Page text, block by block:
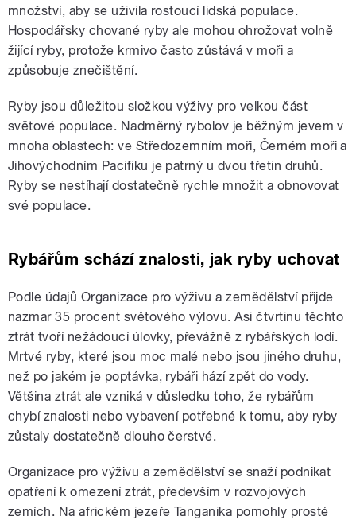
množství, aby se uživila rostoucí lidská populace.
Hospodářsky chované ryby ale mohou ohrožovat volně
žijící ryby, protože krmivo často zůstává v moři a
způsobuje znečištění.
Ryby jsou důležitou složkou výživy pro velkou část
světové populace. Nadměrný rybolov je běžným jevem v
mnoha oblastech: ve Středozemním moři, Černém moři a
Jihovýchodním Pacifiku je patrný u dvou třetin druhů.
Ryby se nestíhají dostatečně rychle množit a obnovovat
své populace.
Rybářům schází znalosti, jak ryby uchovat
Podle údajů Organizace pro výživu a zemědělství přijde
nazmar 35 procent světového výlovu. Asi čtvrtinu těchto
ztrát tvoří nežádoucí úlovky, převážně z rybářských lodí.
Mrtvé ryby, které jsou moc malé nebo jsou jiného druhu,
než po jakém je poptávka, rybáři hází zpět do vody.
Většina ztrát ale vzniká v důsledku toho, že rybářům
chybí znalosti nebo vybavení potřebné k tomu, aby ryby
zůstaly dostatečně dlouho čerstvé.
Organizace pro výživu a zemědělství se snaží podnikat
opatření k omezení ztrát, především v rozvojových
zemích. Na africkém jezeře Tanganika pomohly prosté